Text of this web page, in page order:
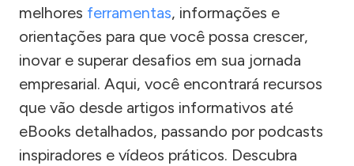
melhores ferramentas, informações e
orientações para que você possa crescer,
inovar e superar desafios em sua jornada
empresarial. Aqui, você encontrará recursos
que vão desde artigos informativos até
eBooks detalhados, passando por podcasts
inspiradores e vídeos práticos. Descubra